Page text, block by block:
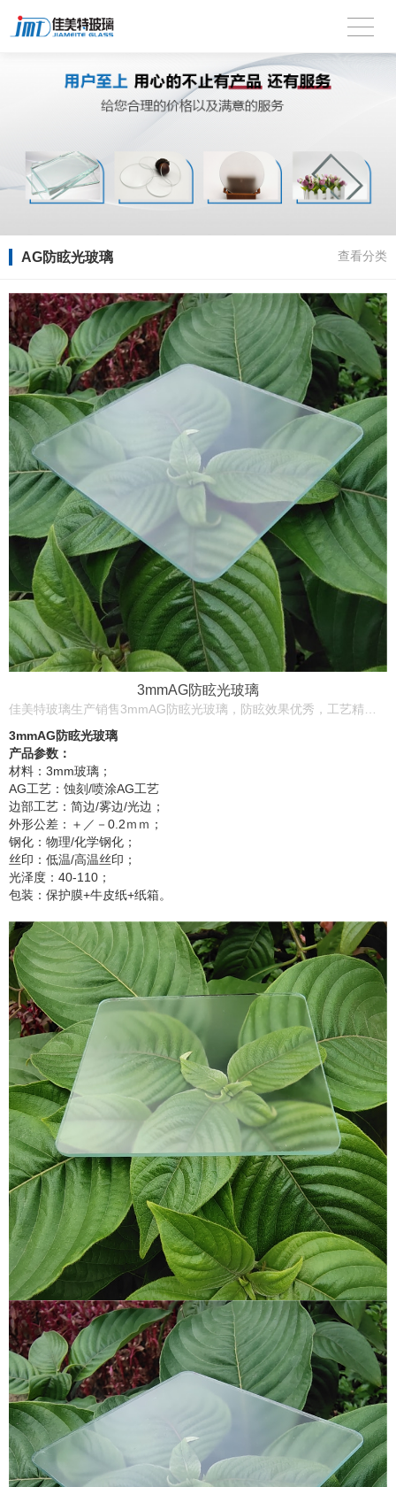
AG防眩光玻璃 查看分类
3mmAG防眩光玻璃
3mmAG防眩光玻璃
产品参数：
材料：3mm玻璃；
AG工艺：蚀刻/喷涂AG工艺
边部工艺：简边/雾边/光边；
外形公差：＋／－0.2ｍｍ；
钢化：物理/化学钢化；
丝印：低温/高温丝印；
光泽度：40-110；
包装：保护膜+牛皮纸+纸箱。